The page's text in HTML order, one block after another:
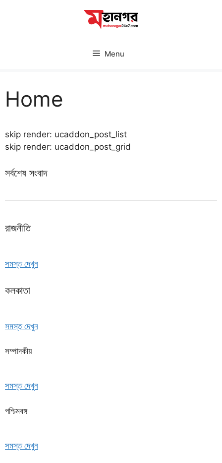
Menu
Home
skip render: ucaddon_post_list
skip render: ucaddon_post_grid
সর্বশেষ সংবাদ
রাজনীতি
সমস্ত দেখুন
কলকাতা
সমস্ত দেখুন
সম্পাদকীয়
সমস্ত দেখুন
পশ্চিমবঙ্গ
সমস্ত দেখুন